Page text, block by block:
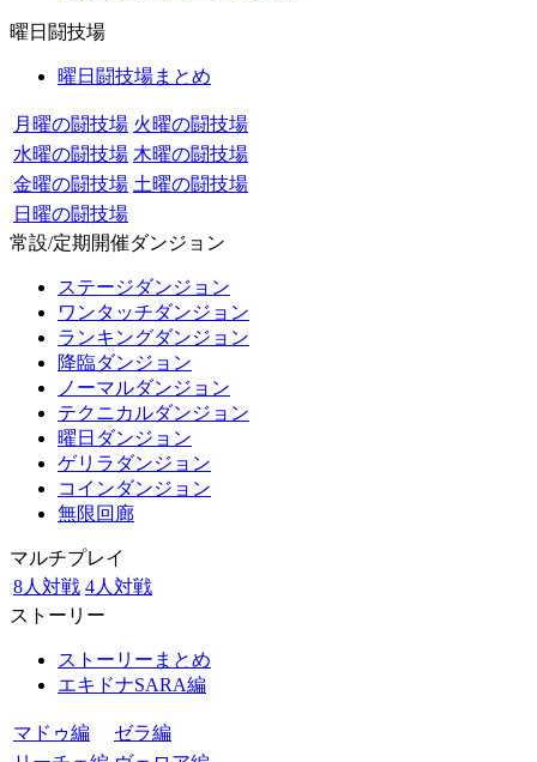
曜日闘技場
曜日闘技場まとめ
月曜の闘技場 火曜の闘技場
水曜の闘技場 木曜の闘技場
金曜の闘技場 土曜の闘技場
日曜の闘技場
常設/定期開催ダンジョン
ステージダンジョン
ワンタッチダンジョン
ランキングダンジョン
降臨ダンジョン
ノーマルダンジョン
テクニカルダンジョン
曜日ダンジョン
ゲリラダンジョン
コインダンジョン
無限回廊
マルチプレイ
8人対戦 4人対戦
ストーリー
ストーリーまとめ
エキドナSARA編
マドゥ編
ゼラ編